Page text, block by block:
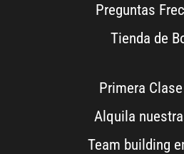
Preguntas
Tienda de
Primera
Alquila
Team building